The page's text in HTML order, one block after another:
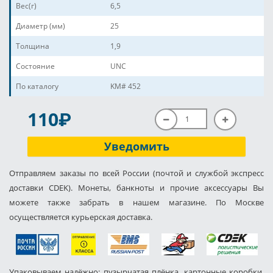
Вес(г)
6,5
Диаметр (мм)
25
Толщина
1,9
Состояние
UNC
По каталогу
KM# 452
110P
Уведомить
Отправляем заказы по всей России (почтой и службой экспресс
доставки CDEK). Монеты, банкноты и прочие аксессуары Вы
можете также забрать в нашем магазине. По Москве
осуществляется курьерская доставка.